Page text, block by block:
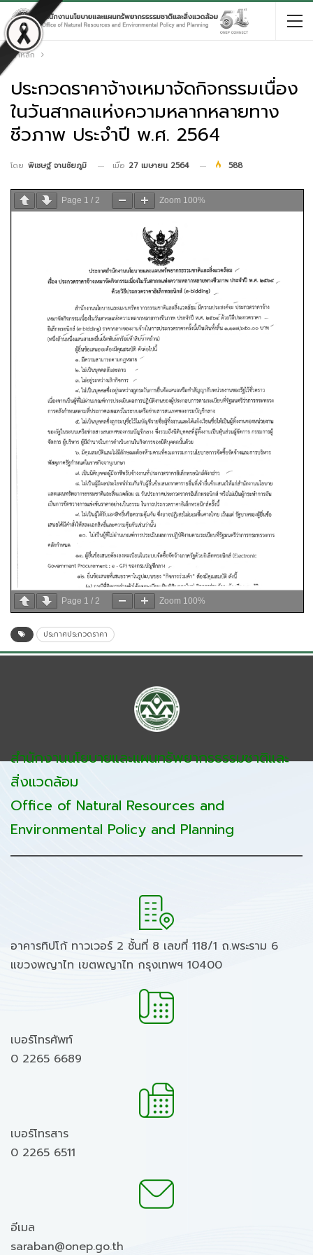
หน้าหลัก
ประกวดราคาจ้างเหมาจัดกิจกรรมเนื่อง
ในวันสากลแห่งความหลากหลายทาง
ชีวภาพ ประจำปี พ.ศ. 2564
โดย พิเชษฐ์ จานชัยภูมิ เมื่อ 27 เมษายน 2564 588
Page 1 / 2 Zoom 100%
Page 1 / 2 Zoom 100%
ประกาศประกวดราคา
สำนักงานนโยบายและแผนทรัพยากรธรรมชาติและ
สิ่งแวดล้อม
Office of Natural Resources and
Environmental Policy and Planning
อาคารทิปโก้ ทาวเวอร์ 2 ชั้นที่ 8 เลขที่ 118/1 ถ.พระราม 6
แขวงพญาไท เขตพญาไท กรุงเทพฯ 10400
เบอร์โทรศัพท์
0 2265 6689
เบอร์โทรสาร
0 2265 6511
อีเมล
saraban@onep.go.th